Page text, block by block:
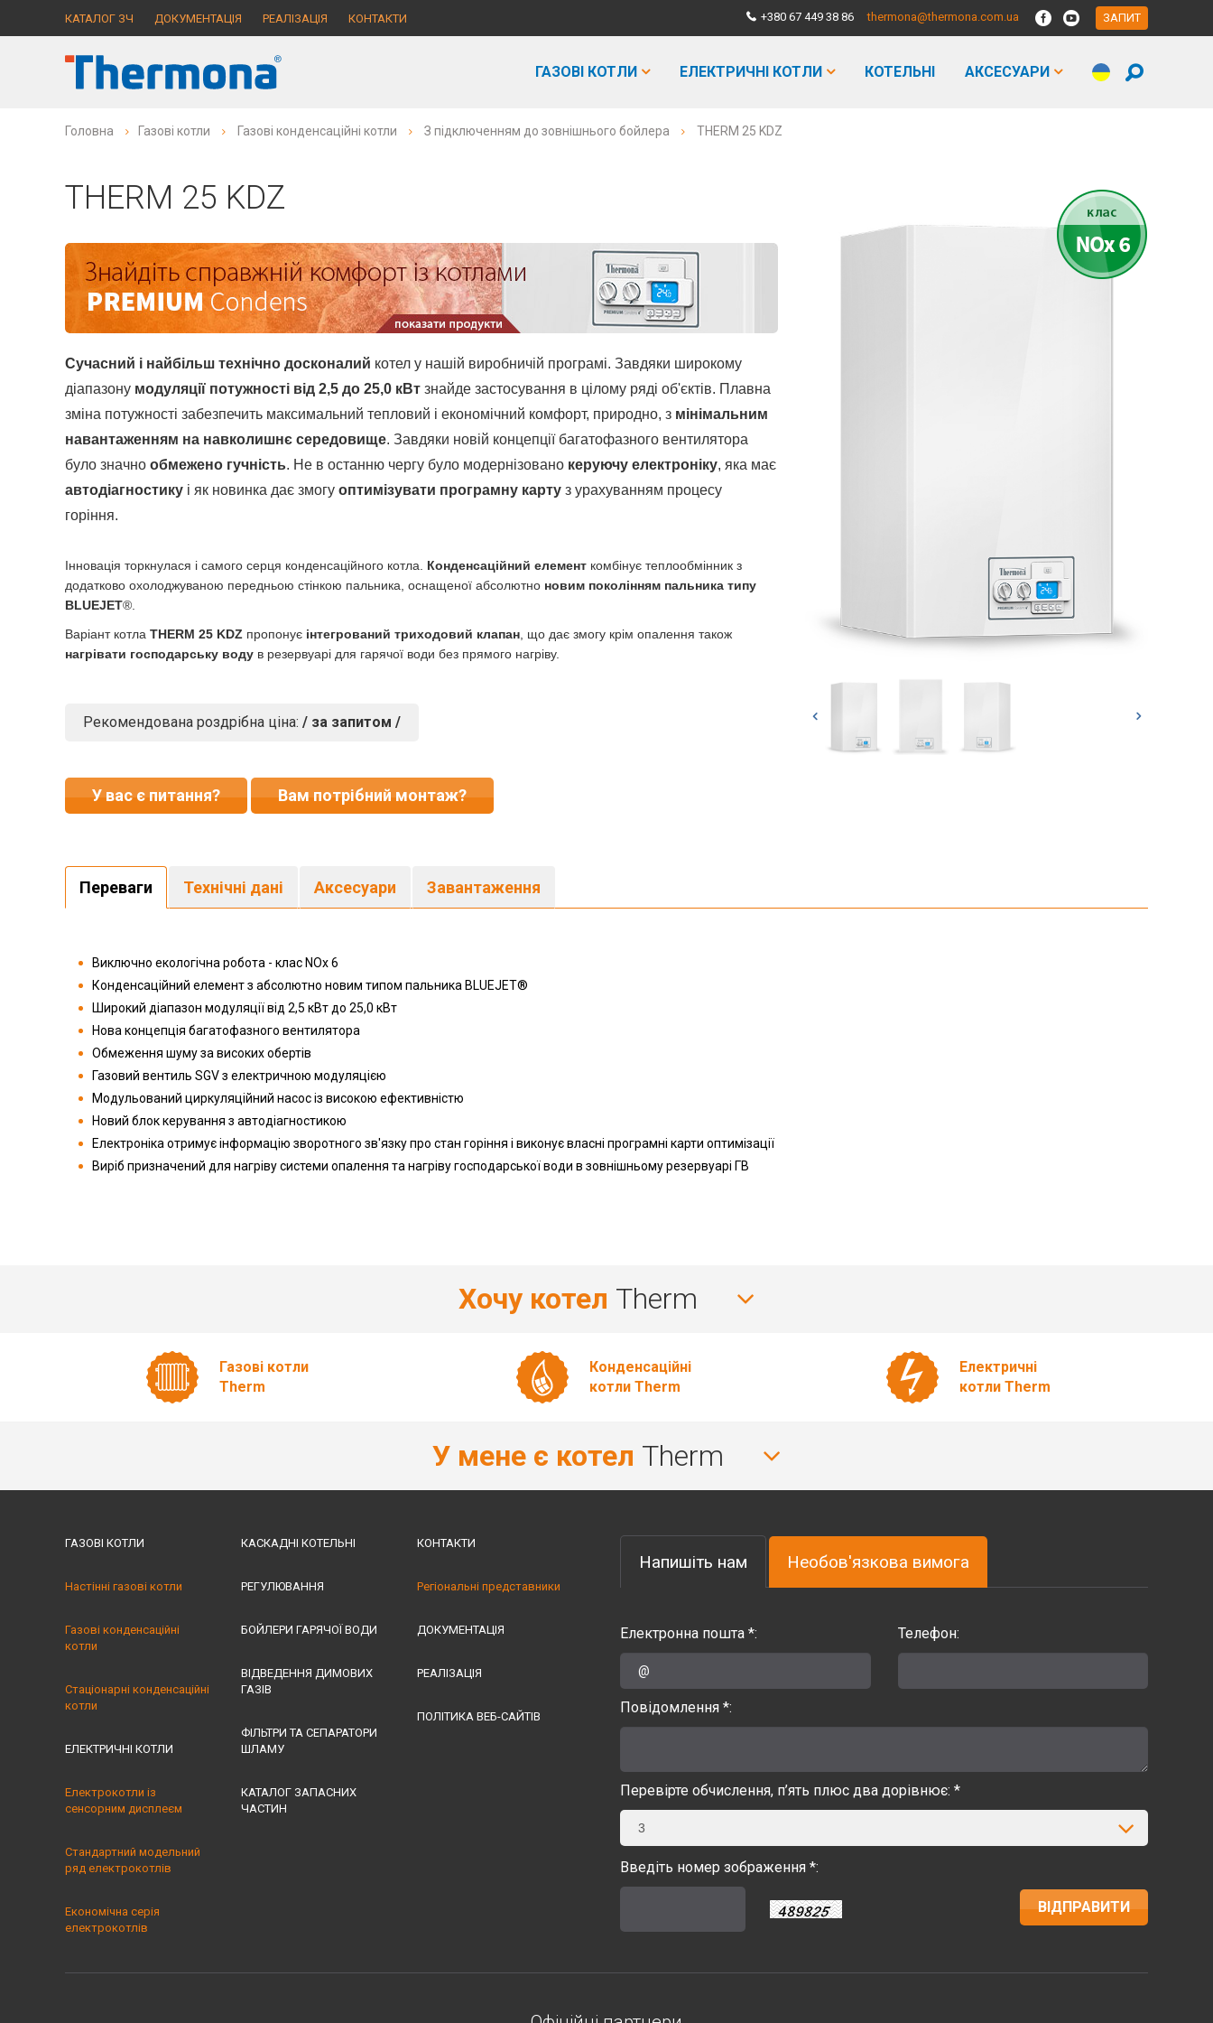
КАТАЛОГ ЗЧ ДОКУМЕНТАЦІЯ РЕАЛІЗАЦІЯ КОНТАКТИ +380 67 449 38 86 thermona@thermona.com.ua ЗАПИТ
ГАЗОВІ КОТЛИ ЕЛЕКТРИЧНІ КОТЛИ КОТЕЛЬНІ АКСЕСУАРИ
Головна Газові котли Газові конденсаційні котли З підключенням до зовнішнього бойлера THERM 25 KDZ
THERM 25 KDZ
Сучасний і найбільш технічно досконалий котел у нашій виробничій програмі. Завдяки широкому
діапазону модуляції потужності від 2,5 до 25,0 кВт знайде застосування в цілому ряді об'єктів. Плавна
зміна потужності забезпечить максимальний тепловий і економічний комфорт, природно, з мінімальним
навантаженням на навколишнє середовище. Завдяки новій концепції багатофазного вентилятора
було значно обмежено гучність. Не в останню чергу було модернізовано керуючу електроніку, яка має
автодіагностику і як новинка дає змогу оптимізувати програмну карту з урахуванням процесу
горіння.
Інновація торкнулася і самого серця конденсаційного котла. Конденсаційний елемент комбінує теплообмінник з
додатково охолоджуваною передньою стінкою пальника, оснащеної абсолютно новим поколінням пальника типу
BLUEJET®.
Варіант котла THERM 25 KDZ пропонує інтегрований триходовий клапан , що дає змогу крім опалення також
нагрівати господарську воду в резервуарі для гарячої води без прямого нагріву.
Рекомендована роздрібна ціна: / за запитом /
У вас є питання? Вам потрібний монтаж?
Переваги Технічні дані Аксесуари Завантаження
Виключно екологічна робота - клас NOx 6
Конденсаційний елемент з абсолютно новим типом пальника BLUEJET®
Широкий діапазон модуляції від 2,5 кВт до 25,0 кВт
Нова концепція багатофазного вентилятора
Обмеження шуму за високих обертів
Газовий вентиль SGV з електричною модуляцією
Модульований циркуляційний насос із високою ефективністю
Новий блок керування з автодіагностикою
Електроніка отримує інформацію зворотного зв'язку про стан горіння і виконує власні програмні карти оптимізації
Виріб призначений для нагріву системи опалення та нагріву господарської води в зовнішньому резервуарі ГВ
Хочу котел Therm
Газові котли
Therm
Конденсаційні
котли Therm
Електричні
котли Therm
У мене є котел Therm
ГАЗОВІ КОТЛИ
Настінні газові котли
Газові конденсаційні
котли
Стаціонарні конденсаційні
котли
ЕЛЕКТРИЧНІ КОТЛИ
Електрокотли із
сенсорним дисплеєм
Стандартний модельний
ряд електрокотлів
Економічна серія
електрокотлів
КАСКАДНІ КОТЕЛЬНІ
РЕГУЛЮВАННЯ
БОЙЛЕРИ ГАРЯЧОЇ ВОДИ
ВІДВЕДЕННЯ ДИМОВИХ
ГАЗІВ
ФІЛЬТРИ ТА СЕПАРАТОРИ
ШЛАМУ
КАТАЛОГ ЗАПАСНИХ
ЧАСТИН
КОНТАКТИ
Регіональні представники
ДОКУМЕНТАЦІЯ
РЕАЛІЗАЦІЯ
ПОЛІТИКА ВЕБ-САЙТІВ
Напишіть нам Необов'язкова вимога
Електронна пошта *: Телефон:
Повідомлення *:
Перевірте обчислення, п’ять плюс два дорівнює: *
3
Введіть номер зображення *: